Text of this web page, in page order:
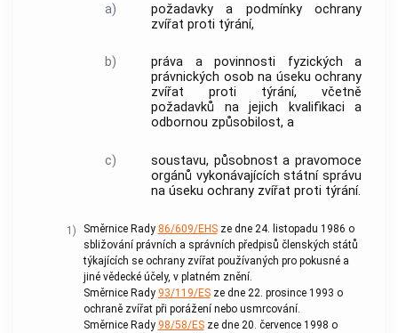
a)
požadavky a podmínky ochrany
zvířat proti týrání,
b)
práva a povinnosti fyzických a
právnických osob na úseku ochrany
zvířat proti týrání, včetně
požadavků na jejich kvalifikaci a
odbornou způsobilost, a
c)
soustavu, působnost a pravomoce
orgánů vykonávajících státní správu
na úseku ochrany zvířat proti týrání.
1) Směrnice Rady 86/609/EHSze dne 24. listopadu 1986 o
sbližování právních a správních předpisů členských států
týkajících se ochrany zvířat používaných pro pokusné a
jiné vědecké účely, v platném znění.
Směrnice Rady 93/119/ESze dne 22. prosince 1993 o
ochraně zvířat při porážení nebo usmrcování.
Směrnice Rady 98/58/ESze dne 20. července 1998 o